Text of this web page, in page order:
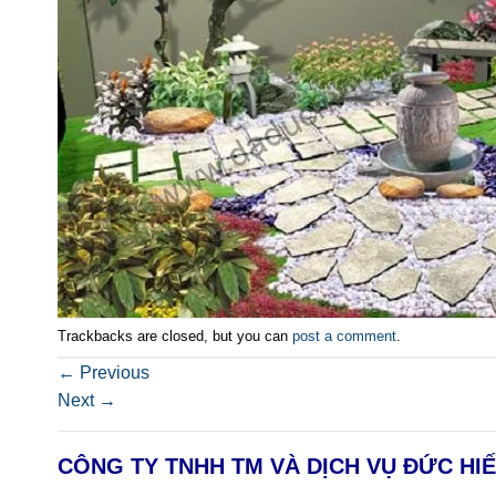
Trackbacks are closed, but you can post a comment
← Previous
Next →
CÔNG TY TNHH TM VÀ DỊCH VỤ ĐỨC